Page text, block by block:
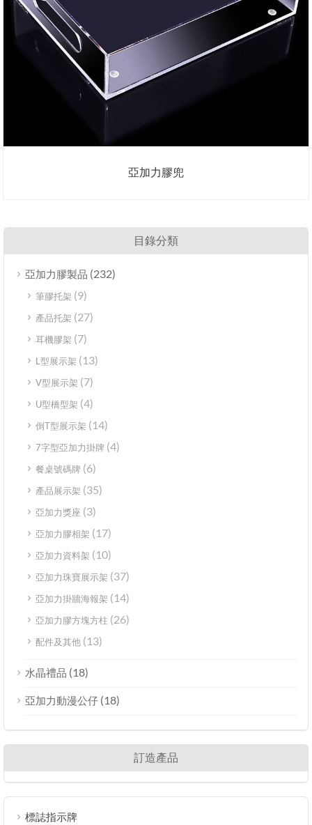
亞加力膠兜
目錄分類
亞加力膠製品 (232)
筆膠托架 (9)
產品托架 (27)
耳機膠架 (7)
L型展示架 (13)
V型展示架 (7)
U型橋型架 (4)
倒T型展示架 (14)
7字型亞加力掛牌 (4)
餐桌號碼牌 (6)
產品展示架 (35)
亞加力獎座 (3)
亞加力膠相架 (17)
亞加力資料架 (10)
亞加力珠寶展示架 (37)
亞加力掛牆海報架 (14)
亞加力膠方塊方柱 (26)
配件及其他 (13)
水晶禮品 (18)
亞加力動漫公仔 (18)
訂造產品
標誌指示牌